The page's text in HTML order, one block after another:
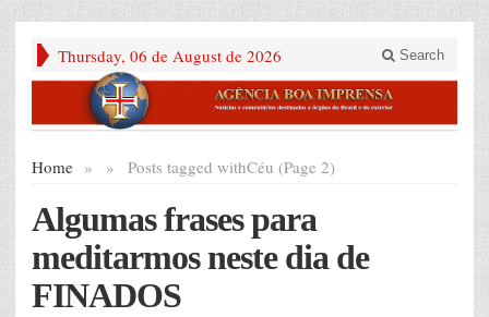
Thursday, 06 de August de 2026 Search
Home » Posts tagged with
» Céu (Page 2)
Algumas frases para
meditarmos neste dia de
FINADOS